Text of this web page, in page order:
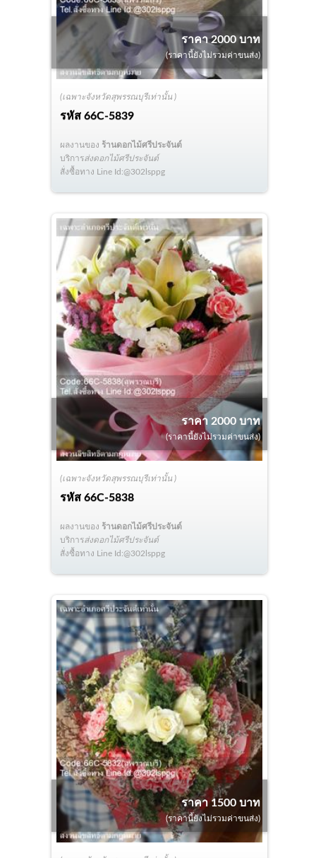
(เฉพาะจังหวัดสุพรรณบุรีเท่านั้น )
รหัส66C-5839
ราคา 2000 บาท
(ราคานี้ยังไม่รวมค่าขนส่ง)
ผลงานของ ร้านดอกไม้ศรีประจันต์
บริการส่งดอกไม้ศรีประจันต์
สั่งซื้อทาง Line Id:@302lsppg
(เฉพาะจังหวัดสุพรรณบุรีเท่านั้น )
รหัส66C-5838
ราคา 2000 บาท
(ราคานี้ยังไม่รวมค่าขนส่ง)
ผลงานของ ร้านดอกไม้ศรีประจันต์
บริการส่งดอกไม้ศรีประจันต์
สั่งซื้อทาง Line Id:@302lsppg
ราคา 1500 บาท
(ราคานี้ยังไม่รวมค่าขนส่ง)